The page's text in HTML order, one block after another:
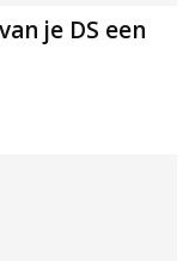
je DS een